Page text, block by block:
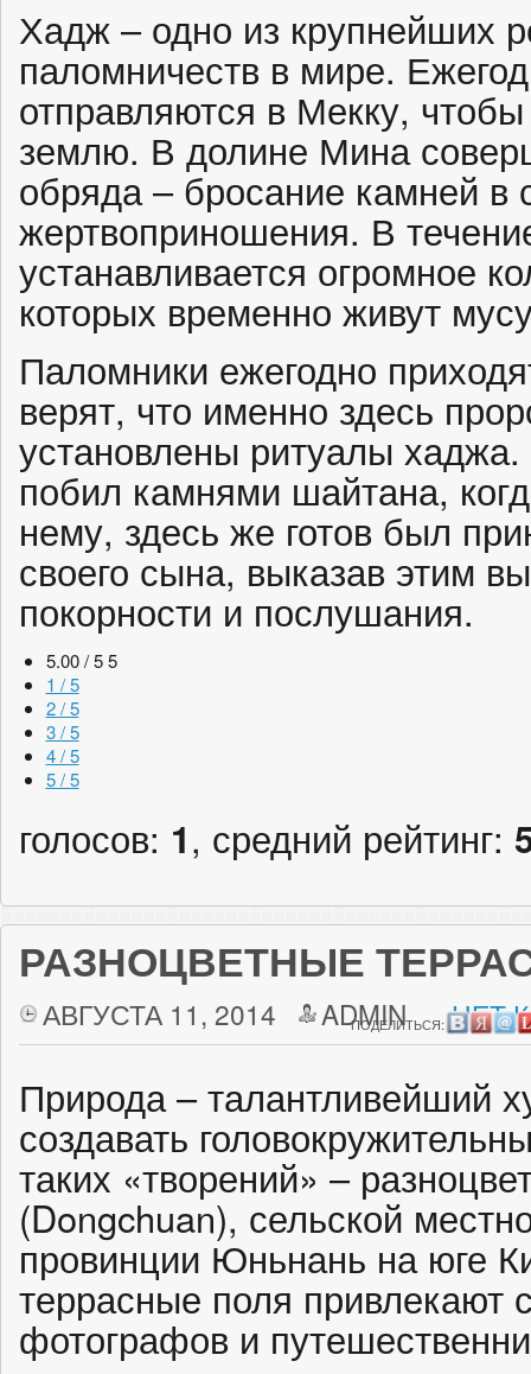
Хадж – одно из крупнейших
паломничеств в мире.
отправляются в Мекку,
землю. В долине Мина
обряда – бросание камней в
жертвоприношения. В
устанавливается огромное
которых временно живут
Паломники ежегодно
верят, что именно здесь
установлены ритуалы
побил камнями шайтана,
нему, здесь же готов был
своего сына, выказав этим
покорности и послушания.
5.00 / 5 5
1 / 5
2 / 5
3 / 5
4 / 5
5 / 5
голосов: 1, средний рейтинг:
РАЗНОЦВЕТНЫЕ
АВГУСТА 11, 2014 ADMIN НЕТ
ПОДЕЛИТЬСЯ:
Природа – талантливейший
создавать
таких «творений» –
(Dongchuan), сельской
провинции Юньнань на юге
террасные поля
фотографов и